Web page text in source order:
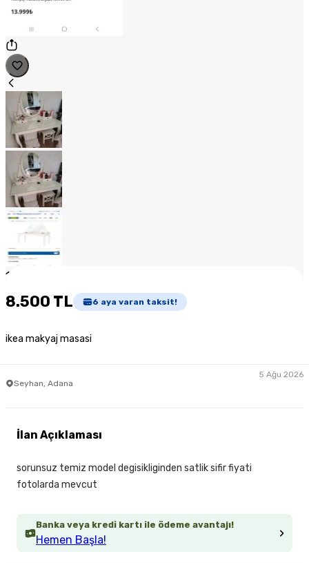
1
8.500 TL 6 aya varan taksit!
ikea makyaj masasi
Seyhan, Adana
5 Ağu 2026
Banka veya kredi kartı ile ödeme avantajı!
Hemen Başla!
İlan Açıklaması
sorunsuz temiz model degisikliginden satlik sifir fiyati
fotolarda mevcut